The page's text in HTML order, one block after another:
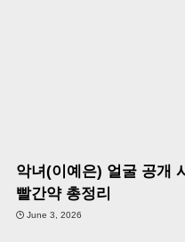
악녀(이예은) 얼굴 공개
빨간약 총정리
June 3, 2026